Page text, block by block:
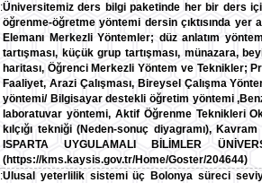
:Üniversitemiz ders bilgi paketinde her bir ders
öğrenme-öğretme yöntemi dersin çıktısında yer
Elemanı Merkezli Yöntemler; düz anlatım
tartışması, küçük grup tartışması, münazara,
haritası, Öğrenci Merkezli Yöntem ve Teknikler;
Faaliyet, Arazi Çalışması, Bireysel Çalışma
yöntemi/ Bilgisayar destekli öğretim yöntemi
laboratuvar yöntemi, Aktif Öğrenme Teknikleri
kılçığı tekniği (Neden-sonuç diyagramı),
ISPARTA UYGULAMALI BİLİMLER
(https://kms.kaysis.gov.tr/Home/Goster/204644)
:Ulusal yeterlilik sistemi üç Bolonya süreci